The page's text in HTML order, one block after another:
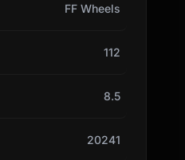
FF Wheels
112
8.5
20241